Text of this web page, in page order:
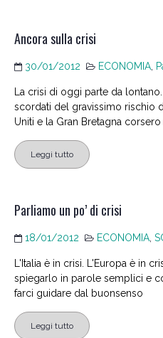
Ancora sulla crisi
30/01/2012 ECONOMIA
La crisi di oggi parte da
scordati del gravissimo rischio
Uniti e la Gran Bretagna
Leggi tutto
Parliamo un po’ di crisi
18/01/2012 ECONOMIA
L'Italia è in crisi. L'Europa è in
spiegarlo in parole semplici e
farci guidare dal buonsenso
Leggi tutto